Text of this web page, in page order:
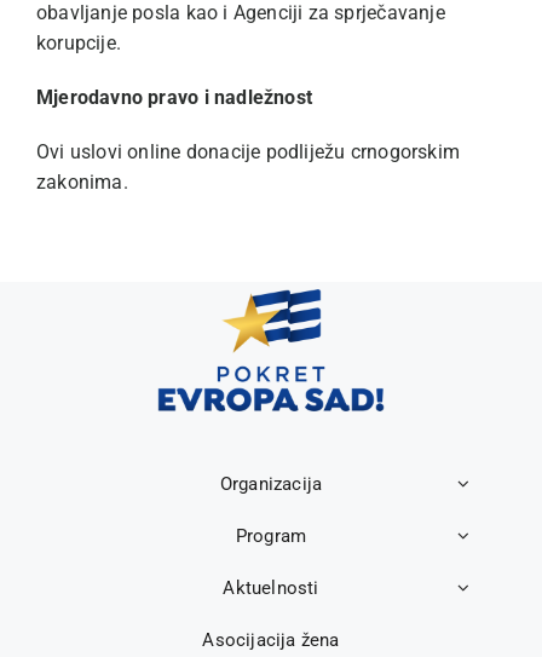
obavljanje posla kao i Agenciji za sprječavanje
korupcije.
Mjerodavno pravo i nadležnost
Ovi uslovi online donacije podliježu crnogorskim
zakonima.
Organizacija
Program
Aktuelnosti
Asocijacija žena